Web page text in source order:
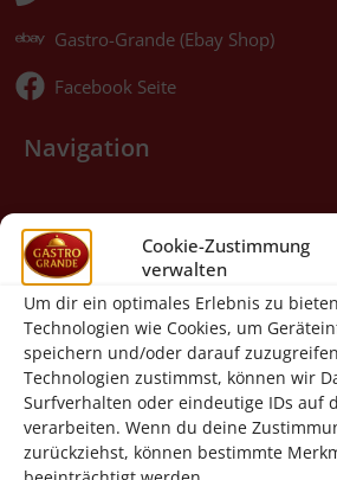
Cookie-Zustimmung
verwalten
Um dir ein optimales Erlebnis zu
Technologien wie Cookies, um
speichern und/oder darauf
Technologien zustimmst, können wir
Surfverhalten oder eindeutige IDs auf
verarbeiten. Wenn du deine
zurückziehst, können bestimmte
Gastro-Grande (Ebay Shop)
Facebook Seite
Navigation
Startseite
Shop
Warenkorb
Kasse
Kontakt